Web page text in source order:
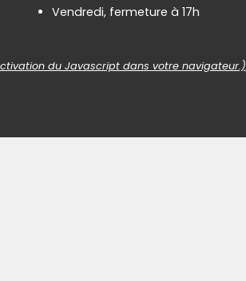
Vendredi, fermeture à 17h
du Javascript dans votre navigateur.)